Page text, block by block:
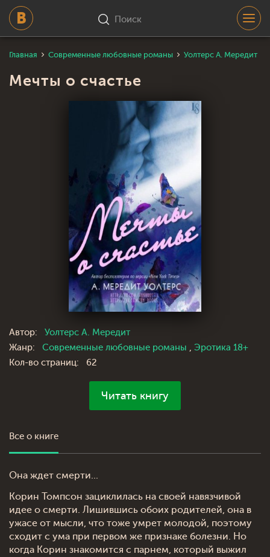
Поиск
Главная Современные любовные романы Уолтерс А. Мередит
Мечты о счастье
Автор:
Уолтерс А. Мередит
Жанр:
Современные любовные романы , Эротика 18+
Кол-во страниц:
62
Читать книгу
Все о книге
Она ждет смерти...
Корин Томпсон зациклилась на своей навязчивой
идее о смерти. Лишившись обоих родителей, она в
ужасе от мысли, что тоже умрет молодой, поэтому
сходит с ума при первом же признаке болезни. Но
когда Корин знакомится с парнем, который выжил